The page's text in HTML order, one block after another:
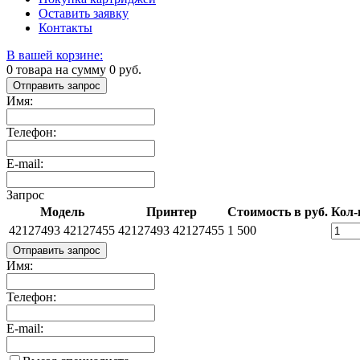
Оставить заявку
Контакты
В вашей корзине:
0 товара на сумму 0 руб.
Отправить запрос
Имя:
Телефон:
E-mail:
Запрос
Модель
Принтер Стоимость в руб. Кол-
42127493 42127455 42127493 42127455 1 500
Отправить запрос
Имя:
Телефон:
E-mail: